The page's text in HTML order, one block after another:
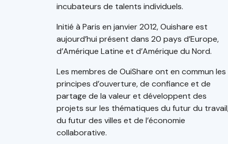
incubateurs de talents individuels.
Initié à Paris en janvier 2012, Ouishare est
aujourd’hui présent dans 20 pays d’Europe,
d’Amérique Latine et d’Amérique du Nord.
Les membres de OuiShare ont en commun les
principes d’ouverture, de confiance et de
partage de la valeur et développent des
projets sur les thématiques du futur du
du futur des villes et de l’économie
collaborative.